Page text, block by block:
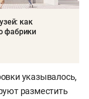
как
фабрики
указывалось,
разместить